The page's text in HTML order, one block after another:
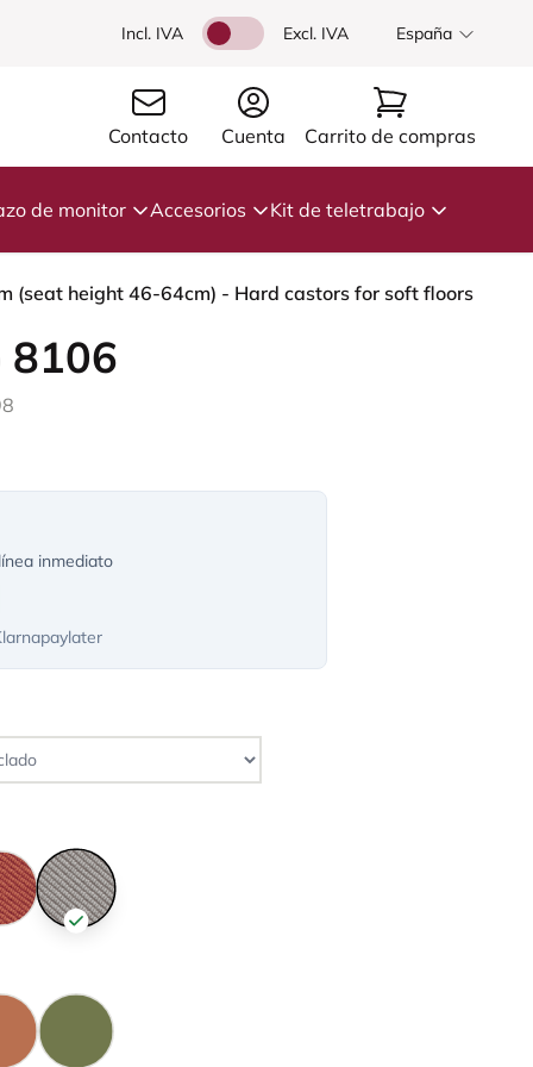
Incl. IVA Excl. IVA España
Contacto Cuenta Carrito de compras
de monitor Accesorios Kit de teletrabajo
(seat height 46-64cm) - Hard castors for soft floors
8106
inmediato